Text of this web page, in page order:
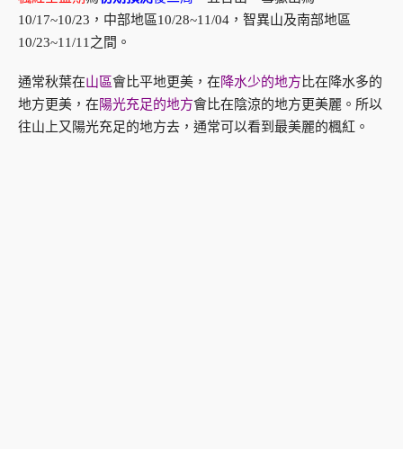
10/17~10/23，中部地區10/28~11/04，智異山及南部地區
10/23~11/11之間。
通常秋葉在山區會比平地更美，在 降水少的地方 比在降水多的
地方更美，在陽光充足的地方會比在陰涼的地方更美麗。所以
往山上又陽光充足的地方去，通常可以看到最美麗的楓紅。